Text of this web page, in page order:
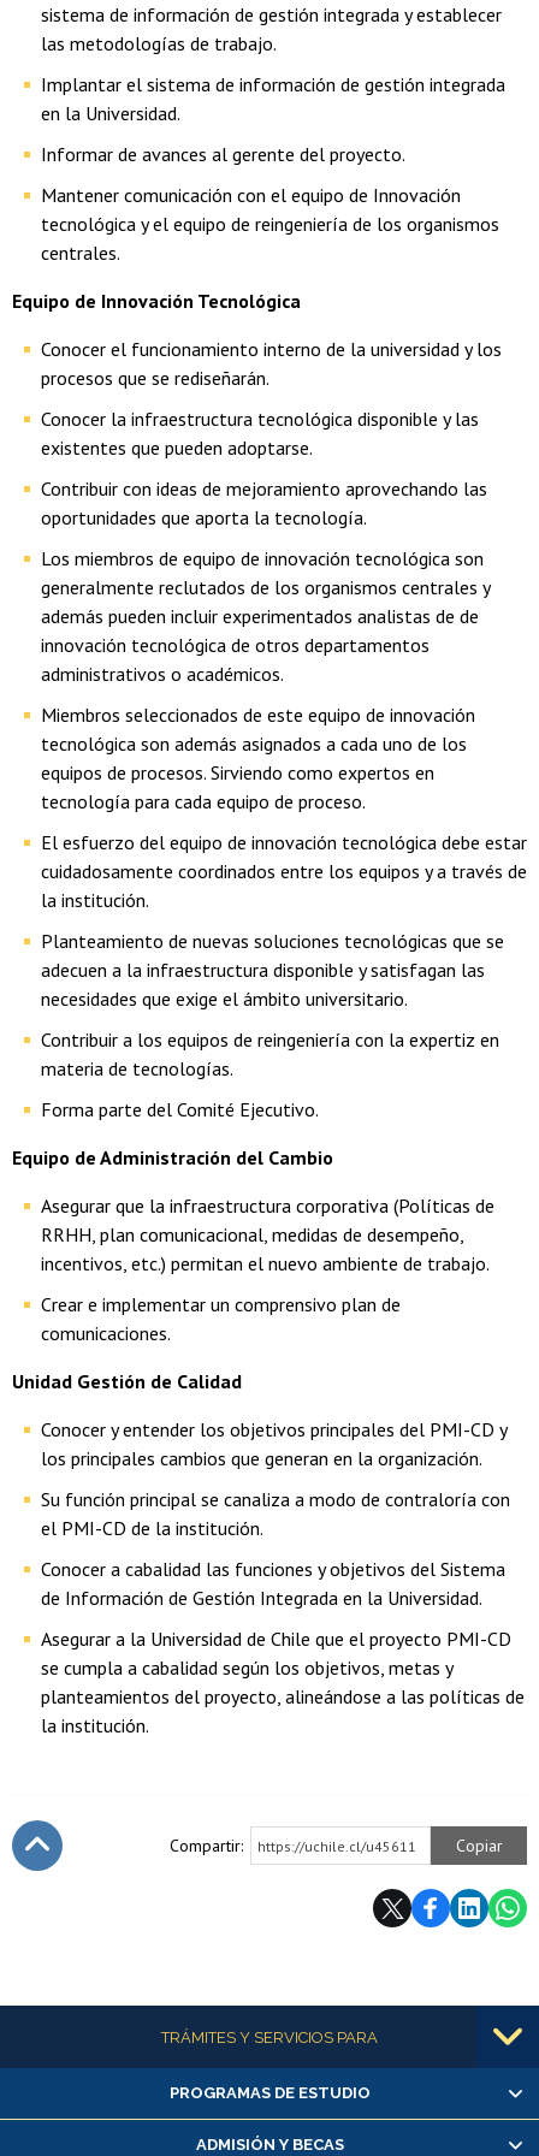
sistema de información de gestión integrada y establecer
las metodologías de trabajo.
Implantar el sistema de información de gestión integrada
en la Universidad.
Informar de avances al gerente del proyecto.
Mantener comunicación con el equipo de Innovación
tecnológica y el equipo de reingeniería de los organismos
centrales.
Equipo de Innovación Tecnológica
Conocer el funcionamiento interno de la universidad y los
procesos que se rediseñarán.
Conocer la infraestructura tecnológica disponible y las
existentes que pueden adoptarse.
Contribuir con ideas de mejoramiento aprovechando las
oportunidades que aporta la tecnología.
Los miembros de equipo de innovación tecnológica son
generalmente reclutados de los organismos centrales y
además pueden incluir experimentados analistas de de
innovación tecnológica de otros departamentos
administrativos o académicos.
Miembros seleccionados de este equipo de innovación
tecnológica son además asignados a cada uno de los
equipos de procesos. Sirviendo como expertos en
tecnología para cada equipo de proceso.
El esfuerzo del equipo de innovación tecnológica debe estar
cuidadosamente coordinados entre los equipos y a través de
la institución.
Planteamiento de nuevas soluciones tecnológicas que se
adecuen a la infraestructura disponible y satisfagan las
necesidades que exige el ámbito universitario.
Contribuir a los equipos de reingeniería con la expertiz en
materia de tecnologías.
Forma parte del Comité Ejecutivo.
Equipo de Administración del Cambio
Asegurar que la infraestructura corporativa (Políticas de
RRHH, plan comunicacional, medidas de desempeño,
incentivos, etc.) permitan el nuevo ambiente de trabajo.
Crear e implementar un comprensivo plan de
comunicaciones.
Unidad Gestión de Calidad
Conocer y entender los objetivos principales del PMI-CD y
los principales cambios que generan en la organización.
Su función principal se canaliza a modo de contraloría con
el PMI-CD de la institución.
Conocer a cabalidad las funciones y objetivos del Sistema
de Información de Gestión Integrada en la Universidad.
Asegurar a la Universidad de Chile que el proyecto PMI-CD
se cumpla a cabalidad según los objetivos, metas y
planteamientos del proyecto, alineándose a las políticas de
la institución.
Compartir: https://uchile.cl/u45611 Copiar
Más informaciónTRÁMITES Y SERVICIOS PARA
Alumnas/os y exalumnas/os
Matrícula en línea
PROGRAMAS DE ESTUDIO
ADMISIÓN Y BECAS